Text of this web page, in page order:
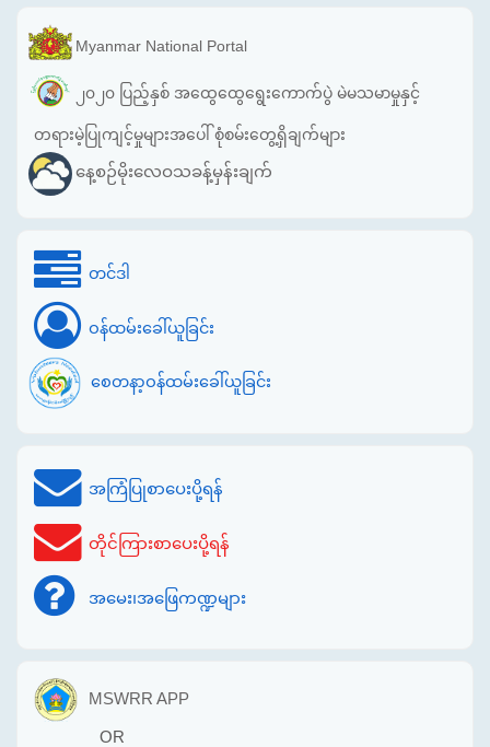
Myanmar National Portal
၂၀၂၀ ပြည့်နှစ် အထွေထွေရွေးကောက်ပွဲ မဲမသမာမှုနှင့်
တရားမဲ့ပြုကျင့်မှုများအပေါ် စုံစမ်းတွေ့ရှိချက်များ
နေ့စဉ်မိုးလေဝသခန့်မှန်းချက်
တင်ဒါ
ဝန်ထမ်းခေါ်ယူခြင်း
စေတနာ့ဝန်ထမ်းခေါ်ယူခြင်း
အကြံပြုစာပေးပို့ရန်
တိုင်ကြားစာပေးပို့ရန်
အမေး၊အဖြေကဏ္ဍများ
MSWRR APP
OR